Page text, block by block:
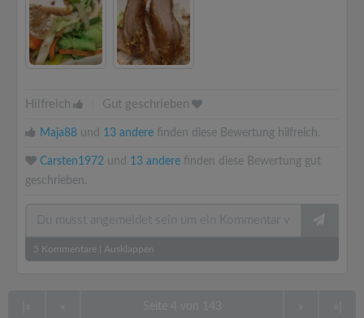
Hilfreich Gut geschrieben
Maja88 und 13 andere finden diese Bewertung hilfreich.
Carsten1972 und 13 andere finden diese Bewertung gut
geschrieben.
5 Kommentare Ausklappen